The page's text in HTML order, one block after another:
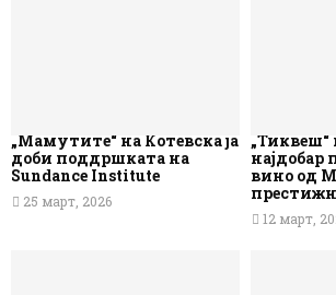
„Мамутите“ на Котевска ја
доби поддршката на
Sundance Institute
25 март, 2026
„Тиквеш“
најдобар
вино од
12 март,